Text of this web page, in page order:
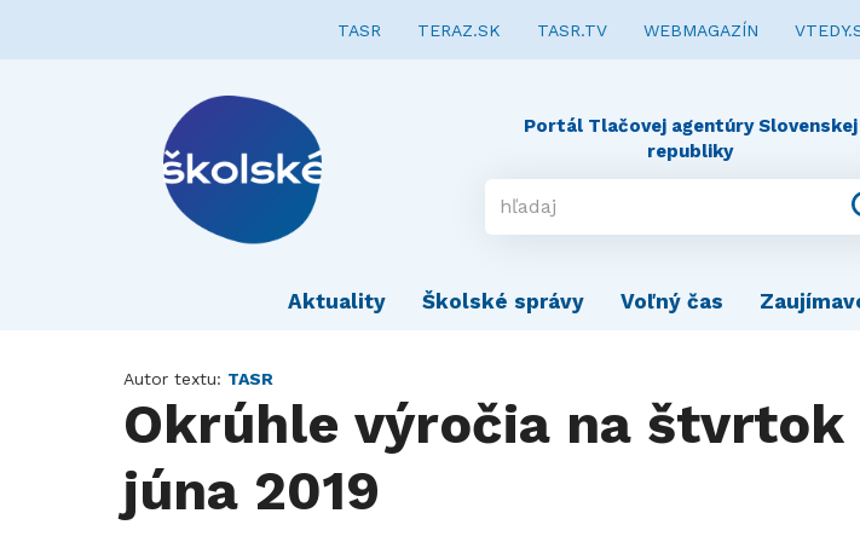
TASR TERAZ.SK TASR.TV WEBMAGAZÍN
Portál Tlačovej agentúry Slovenskej
republiky
Aktuality Školské správy Voľný čas
Autor textu: TASR
Okrúhle výročia na štvrtok
júna 2019